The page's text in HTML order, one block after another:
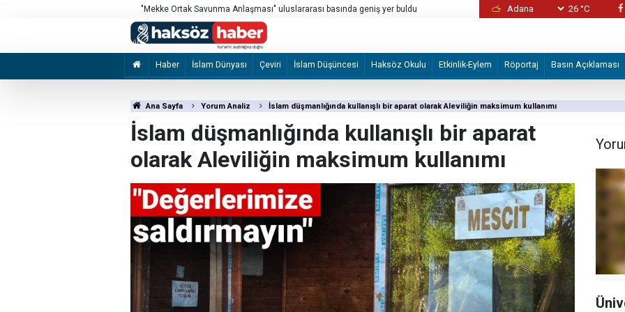
"Mekke Ortak Savunma Anlaşması" uluslararası basında geniş yer buldu Bunlar normal değil! 26 °C
Haber İslam Dünyası Çeviri İslam Düşüncesi Haksöz Okulu Etkinlik-Eylem Röportaj Basın Açıklaması
Ana Sayfa Yorum Analiz İslam düşmanlığında kullanışlı bir aparat olarak Aleviliğin maksimum kullanımı
İslam düşmanlığında kullanışlı bir aparat
olarak Aleviliğin maksimum kullanımı